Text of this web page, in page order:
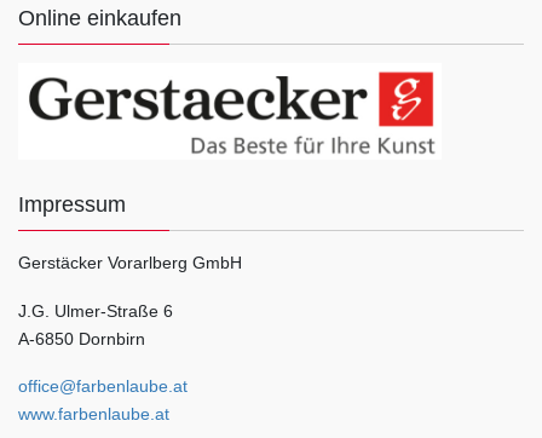
Online einkaufen
Impressum
Gerstäcker Vorarlberg GmbH
J.G. Ulmer-Straße 6
A-6850 Dornbirn
office@farbenlaube.at
www.farbenlaube.at